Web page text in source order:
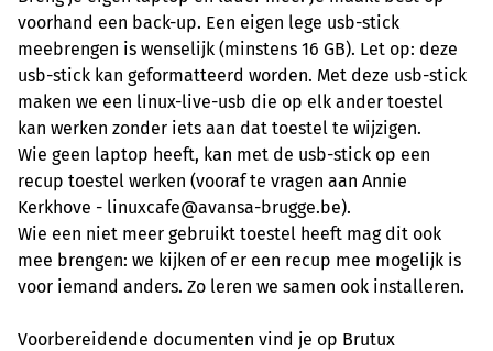
voorhand een back-up. Een eigen lege usb-stick
meebrengen is wenselijk (minstens 16 GB). Let op: deze
usb-stick kan geformatteerd worden. Met deze usb-stick
maken we een linux-live-usb die op elk ander toestel
kan werken zonder iets aan dat toestel te wijzigen.
Wie geen laptop heeft, kan met de usb-stick op een
recup toestel werken (vooraf te vragen aan Annie
Kerkhove - linuxcafe@avansa-brugge.be).
Wie een niet meer gebruikt toestel heeft mag dit ook
mee brengen: we kijken of er een recup mee mogelijk is
voor iemand anders. Zo leren we samen ook installeren.
Voorbereidende documenten vind je op Brutux